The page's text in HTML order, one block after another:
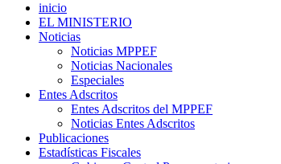
inicio
EL MINISTERIO
Noticias
Noticias MPPEF
Noticias Nacionales
Especiales
Entes Adscritos
Entes Adscritos del MPPEF
Noticias Entes Adscritos
Publicaciones
Estadísticas Fiscales